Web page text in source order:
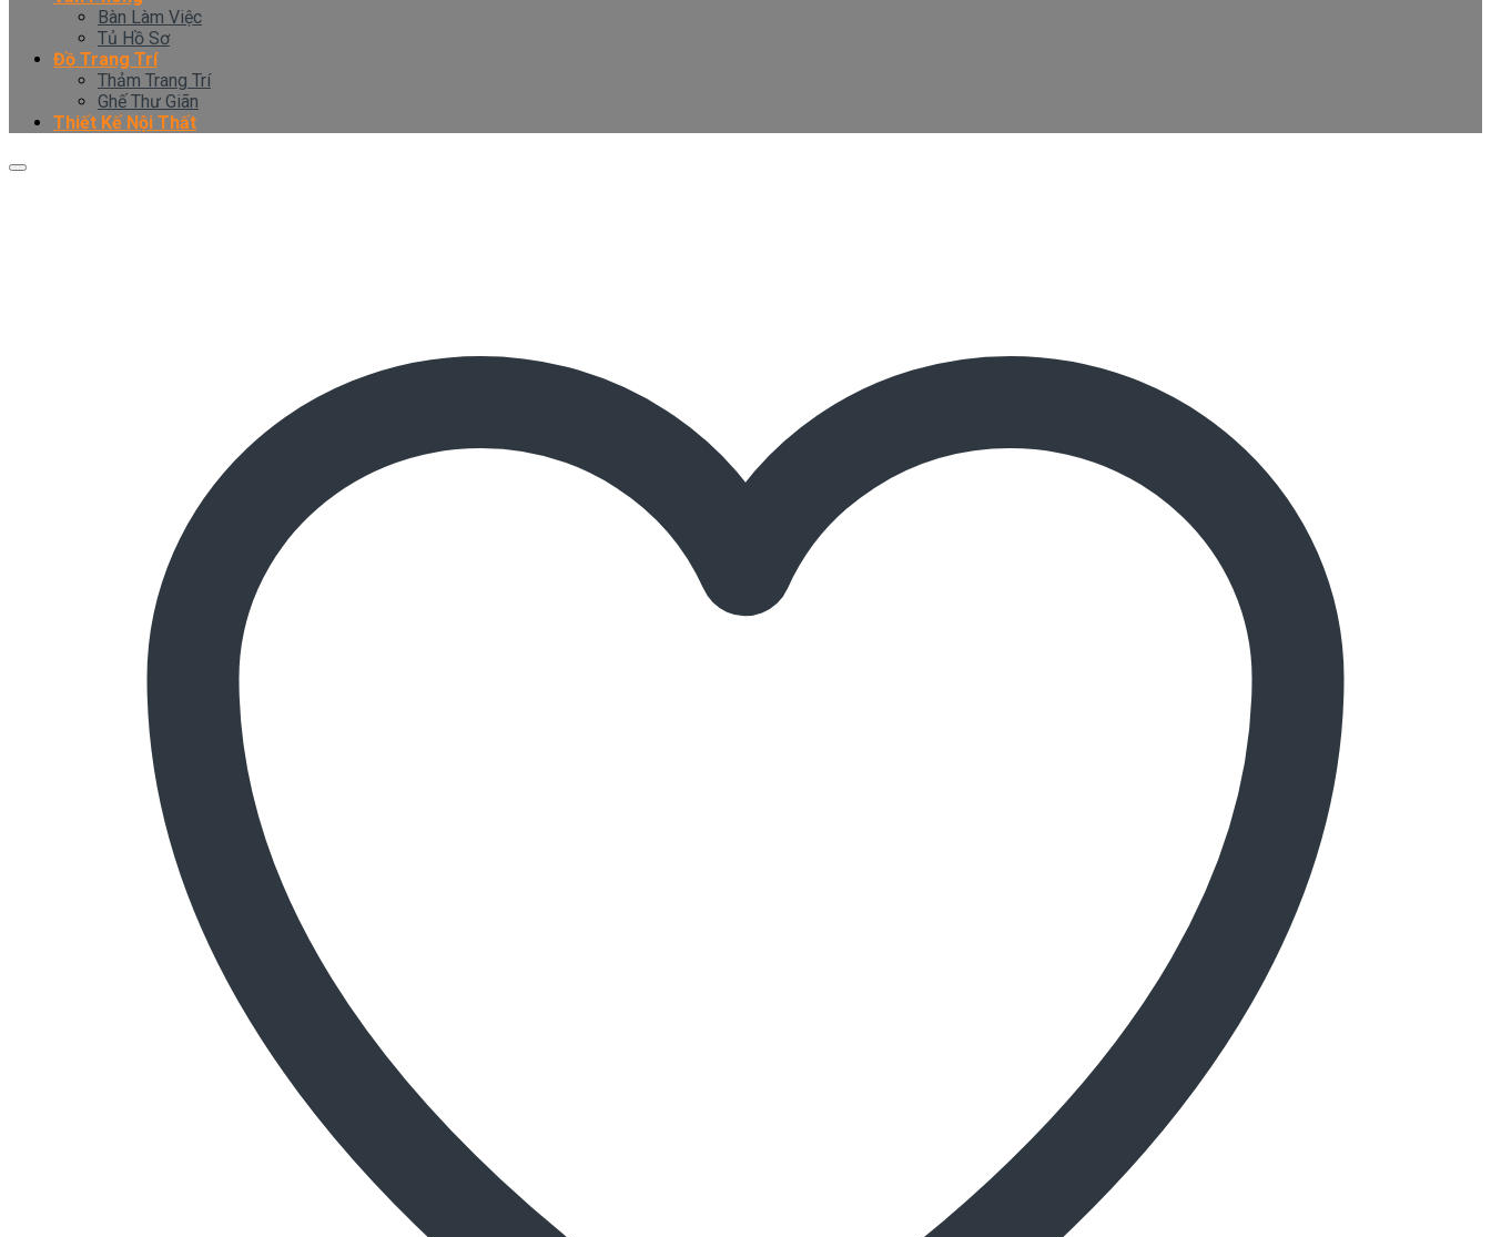
Bàn Làm Việc
Tủ Hồ Sơ
Đồ Trang Trí
Thảm Trang Trí
Ghế Thư Giãn
Thiết Kế Nội Thất